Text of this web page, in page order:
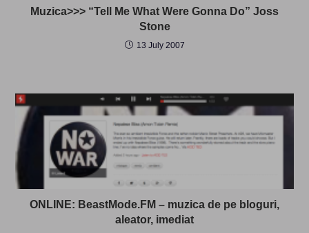
Muzica>>> “Tell Me What Were Gonna Do” Joss
Stone
13 July 2007
ONLINE: BeastMode.FM – muzica de pe bloguri,
aleator, imediat